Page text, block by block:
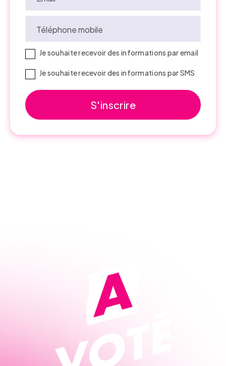
Téléphone mobile
Je souhaite recevoir des informations par email
Je souhaite recevoir des informations par SMS